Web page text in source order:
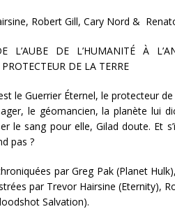
Robert Gill, Cary Nord &
L’AUBE DE L’HUMANITÉ À
DE LA TERRE
le Guerrier Éternel, le protecteur
le géomancien, la planète lui
le sang pour elle, Gilad doute. Et
pas ?
par Greg Pak (Planet
par Trevor Hairsine (Eternity),
Salvation).